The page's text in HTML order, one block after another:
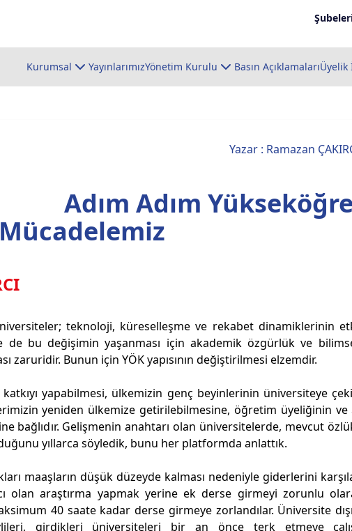
Kurumsal YayınlarımızYönetim Kurulu Basın AçıklamalarıÜyelik
Yazar : Ramazan
Adım Adım
teknoloji, küreselleşme ve rekabet dinamiklerinin
de bu değişimin yaşanması için akademik özgürlük ve
zaruridir. Bunun için YÖK yapısının değiştirilmesi elzemdir.
yapabilmesi, ülkemizin genç beyinlerinin üniversiteye
yeniden ülkemize getirilebilmesine, öğretim üyeliğinin ve
bağlıdır. Gelişmenin anahtarı olan üniversitelerde, mevcut
yıllarca söyledik, bunu her platformda anlattık.
maaşların düşük düzeyde kalması nedeniyle giderlerini
olan araştırma yapmak yerine ek derse girmeyi zorunlu
40 saate kadar derse girmeye zorlandılar. Üniversite
girdikleri üniversiteleri bir an önce terk etmeye